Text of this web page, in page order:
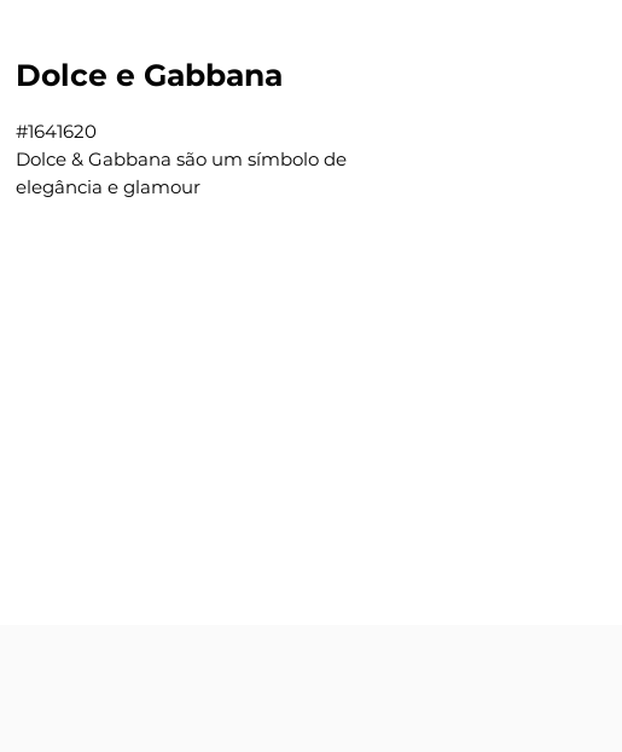
Dolce e Gabbana
#1641620
Dolce & Gabbana são um símbolo de
elegância e glamour